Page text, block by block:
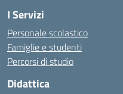
I Servizi
Personale scolastico
Famiglie e studenti
Percorsi di studio
Didattica